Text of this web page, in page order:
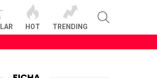
HOT TRENDING